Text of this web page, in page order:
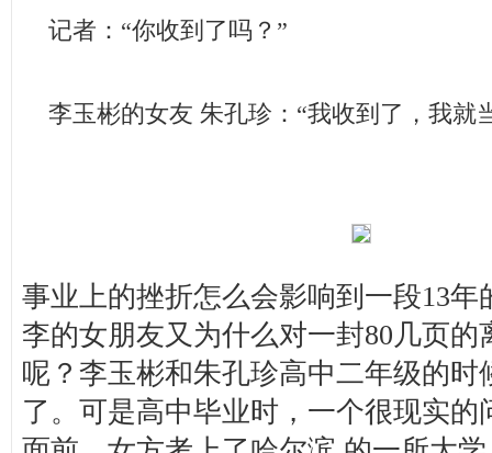
记者：“你收到了吗？”
李玉彬的女友 朱孔珍：“我收到了，我就
事业上的挫折怎么会影响到一段13年
李的女朋友又为什么对一封80几页的
呢？李玉彬和朱孔珍高中二年级的时
了。可是高中毕业时，一个很现实的